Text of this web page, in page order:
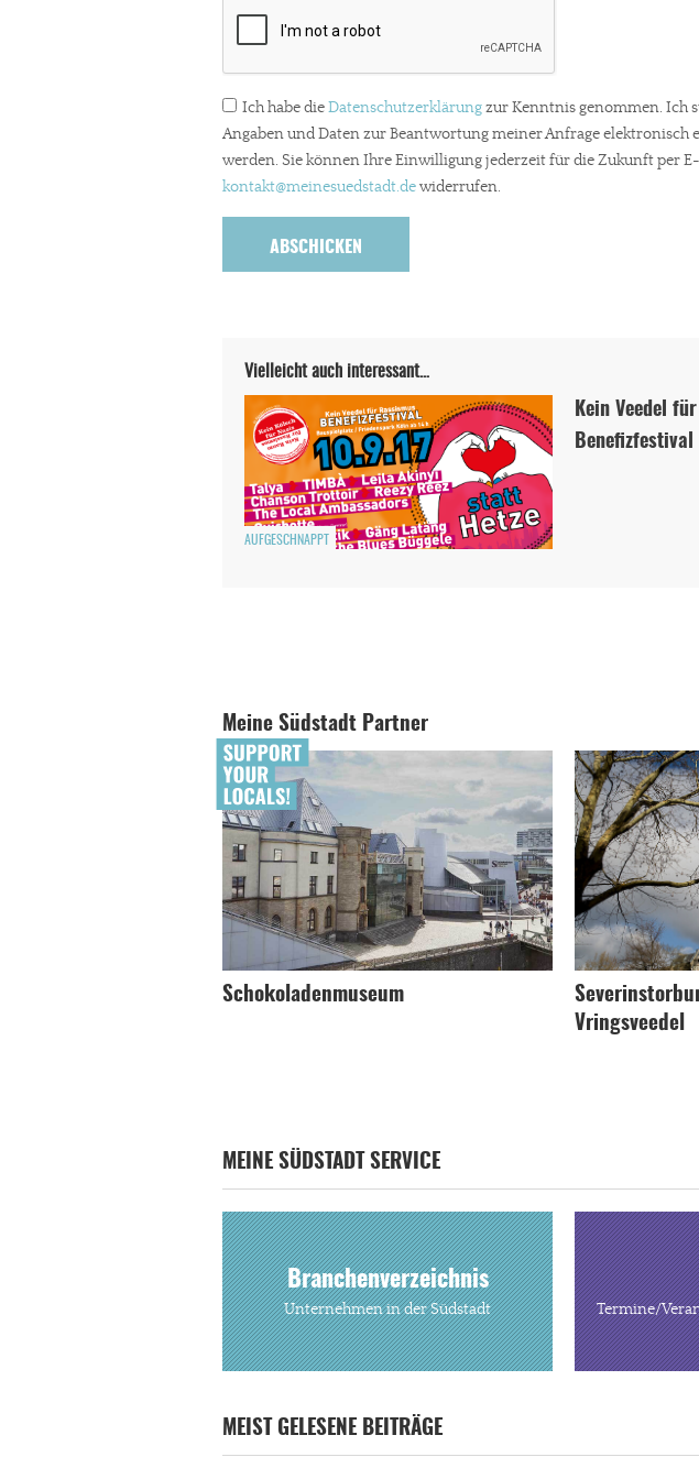
Paypal - danke@meinesuedstadt.de
JETZT SPENDEN Schon erledigt!
Ich habe dieDatenschutzerklärungzur Kenntnis genommen. Ich
Angaben und Daten zur Beantwortung meiner Anfrage elektronisch
werden. Sie können Ihre Einwilligung jederzeit für die Zukunft per
kontakt@meinesuedstadt.dewiderrufen.
Vielleicht auch interessant…
AUFGESCHNAPPT
Kein Veedel
Benefizfestival
Meine Südstadt Partner
Schokoladenmuseum
Vringsveedel
MEINE SÜDSTADT SERVICE
Branchenverzeichnis
Unternehmen in der Südstadt Termine/
MEIST GELESENE BEITRÄGE